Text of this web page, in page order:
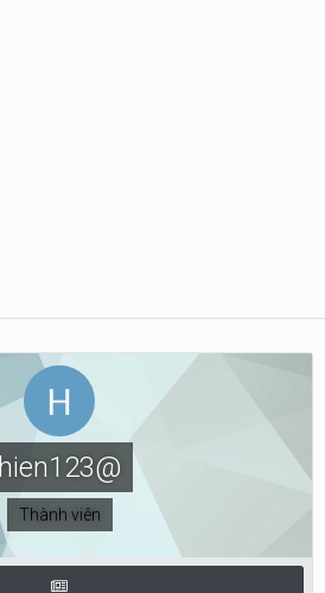
hien123@
Thành viên